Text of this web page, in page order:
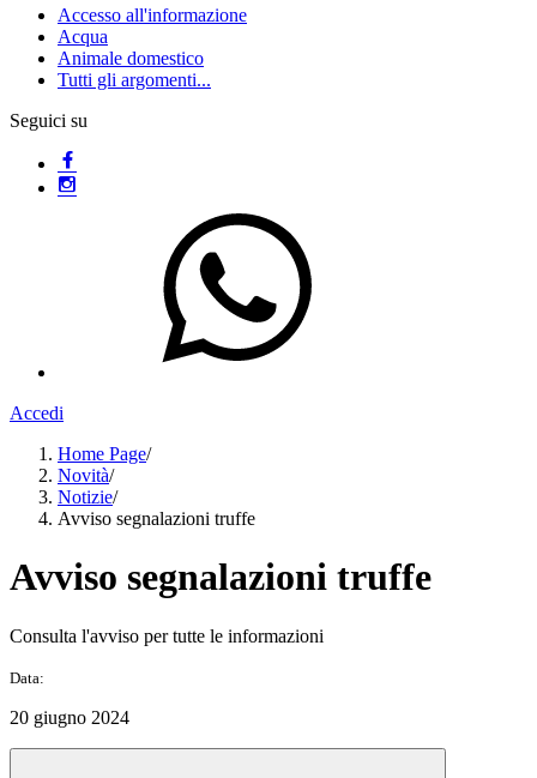
Accesso all'informazione
Acqua
Animale domestico
Tutti gli argomenti...
Seguici su
Accedi
Home Page/
Novità/
Notizie/
Avviso segnalazioni truffe
Avviso segnalazioni truffe
Consulta l'avviso per tutte le informazioni
Data:
20 giugno 2024